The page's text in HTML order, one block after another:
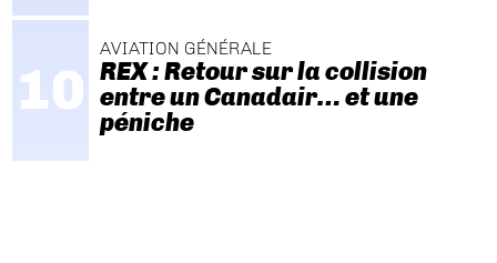
AVIATION GÉNÉRALE
REX : Retour sur la collision
entre un Canadair… et une
péniche